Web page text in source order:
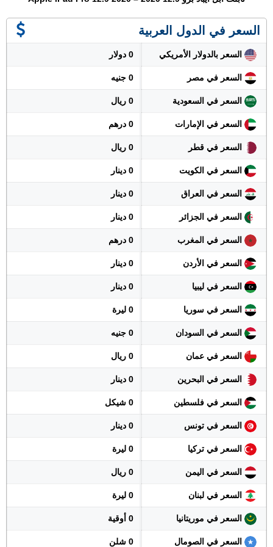
السعر في الدول العربية
السعر بالدولار الأمريكي 0 دولار
السعر في مصر 0 جنيه
السعر في السعودية 0 ريال
السعر في الإمارات 0 درهم
السعر في قطر 0 ريال
السعر في الكويت 0 دينار
السعر في العراق 0 دينار
السعر في الجزائر 0 دينار
السعر في المغرب 0 درهم
السعر في الأردن 0 دينار
السعر في ليبيا 0 دينار
السعر في سوريا 0 ليرة
السعر في السودان 0 جنيه
السعر في عمان 0 ريال
السعر في البحرين 0 دينار
السعر في فلسطين 0 شيكل
السعر في تونس 0 دينار
السعر في تركيا 0 ليرة
السعر في اليمن 0 ريال
السعر في لبنان 0 ليرة
السعر في موريتانيا 0 أوقية
السعر في الصومال 0 شلن